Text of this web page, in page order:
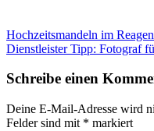
Hochzeitsmandeln im
Dienstleister Tipp: Fotograf
Schreibe einen
Deine E-Mail-Adresse wird
Felder sind mit * markiert